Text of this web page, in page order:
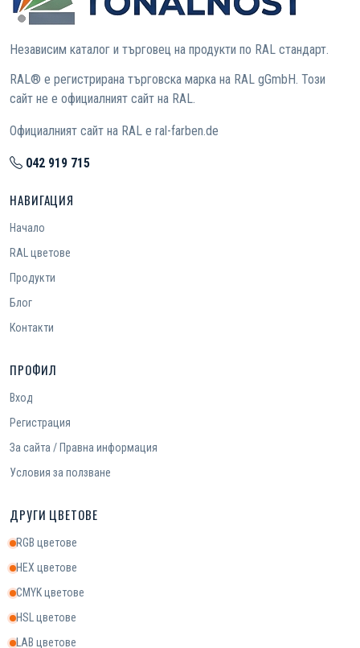
Независим каталог и търговец на продукти по RAL стандарт.
RAL® е регистрирана търговска марка на RAL gGmbH. Този
сайт не е официалният сайт на RAL.
Официалният сайт на RAL е ral-farben.de
042 919 715
НАВИГАЦИЯ
Начало
RAL цветове
Продукти
Блог
Контакти
ПРОФИЛ
Вход
Регистрация
За сайта / Правна информация
Условия за ползване
ДРУГИ ЦВЕТОВЕ
RGB цветове
HEX цветове
CMYK цветове
HSL цветове
LAB цветове